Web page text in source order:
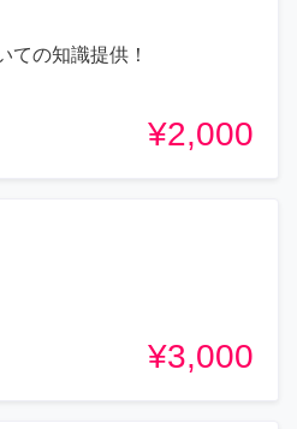
ての知識提供！
¥2,000
¥3,000